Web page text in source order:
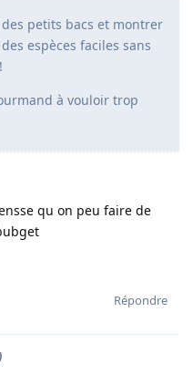
petits bacs et montrer
espèces faciles sans
à vouloir trop
qu on peu faire de
Répondre